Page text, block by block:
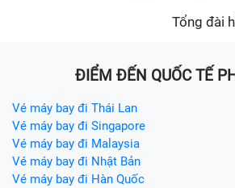
Tổng đài
ĐIỂM ĐẾN QUỐC TẾ
Vé máy bay đi Thái Lan
Vé máy bay đi Singapore
Vé máy bay đi Malaysia
Vé máy bay đi Nhật Bản
Vé máy bay đi Hàn Quốc